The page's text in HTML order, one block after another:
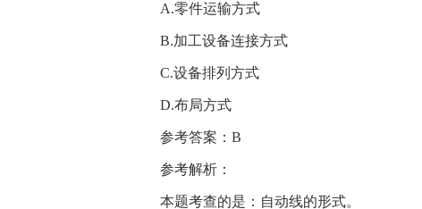
A.零件运输方式
B.加工设备连接方式
C.设备排列方式
D.布局方式
参考答案：B
参考解析：
本题考查的是：自动线的形式。